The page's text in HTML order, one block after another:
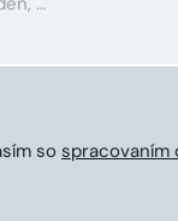
so spracovaním